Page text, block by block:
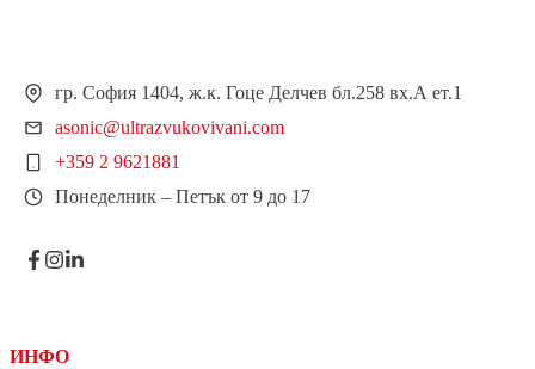
гр. София 1404, ж.к. Гоце Делчев бл.258 вх.А ет.1
asonic@ultrazvukovivani.com
+359 2 9621881
Понеделник – Петък от 9 до 17
ИНФО